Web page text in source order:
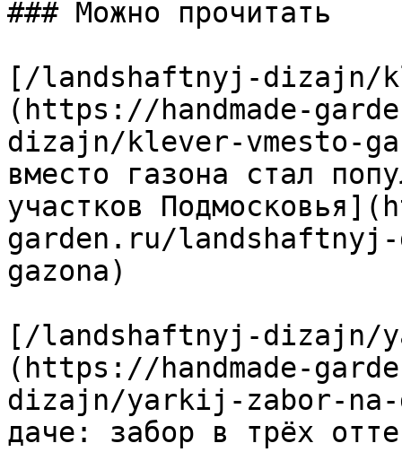
### Можно прочитать
[/landshaftnyj-dizajn/
(https://handmade-
dizajn/klever-vmesto-
вместо газона стал
участков
garden.ru/
gazona)
[/landshaftnyj-dizajn/
(https://handmade-
dizajn/yarkij-zabor-na-
даче: забор в трёх